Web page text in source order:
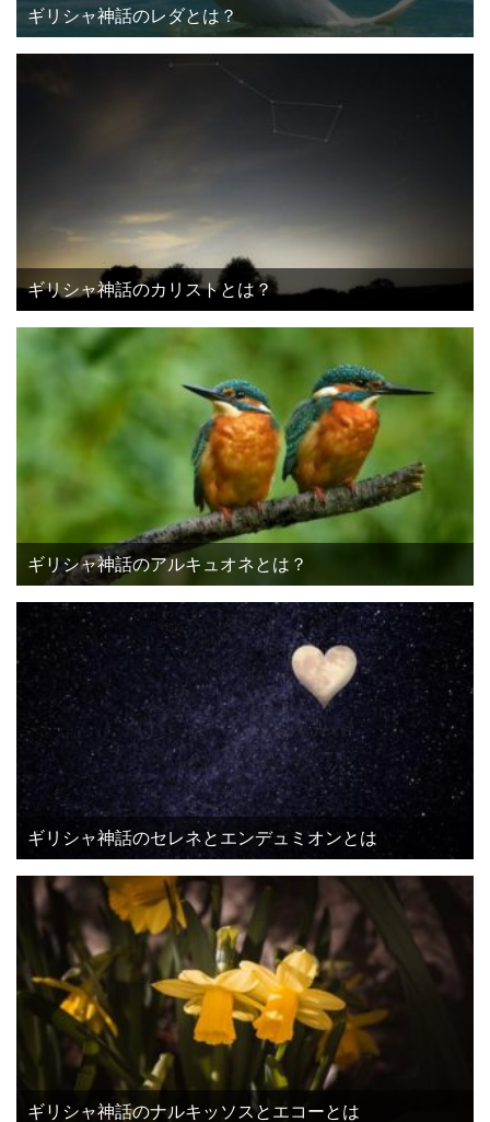
ギリシャ神話のレダとは？
ギリシャ神話のカリストとは？
ギリシャ神話のアルキュオネとは？
ギリシャ神話のセレネとエンデュミオンとは
ギリシャ神話のナルキッソスとエコーとは